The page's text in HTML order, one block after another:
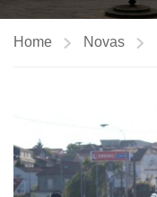
Home Novas